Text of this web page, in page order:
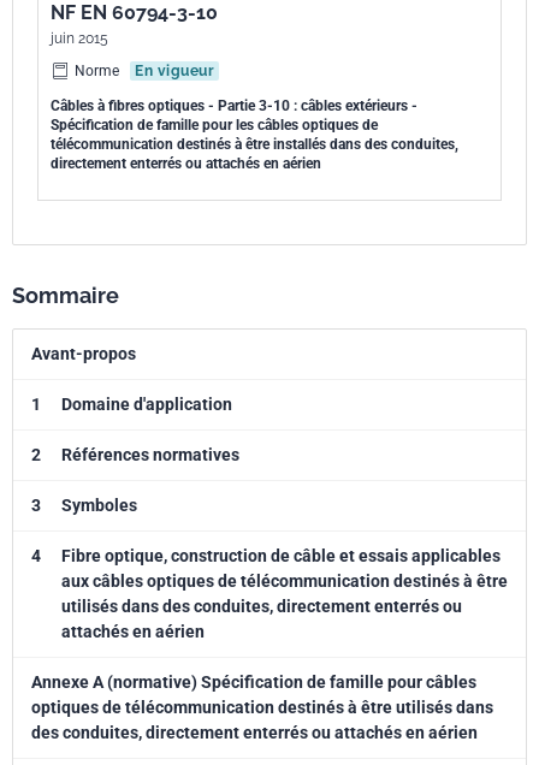
NF EN 60794-3-10
juin 2015
Norme
En vigueur
Câbles à fibres optiques - Partie 3-10 : câbles extérieurs -
Spécification de famille pour les câbles optiques de
télécommunication destinés à être installés dans des conduites,
directement enterrés ou attachés en aérien
Sommaire
Avant-propos
1 Domaine d'application
2 Références normatives
3 Symboles
4
Fibre optique, construction de câble et essais applicables
aux câbles optiques de télécommunication destinés à être
utilisés dans des conduites, directement enterrés ou
attachés en aérien
Annexe A (normative) Spécification de famille pour câbles
optiques de télécommunication destinés à être utilisés dans
des conduites, directement enterrés ou attachés en aérien